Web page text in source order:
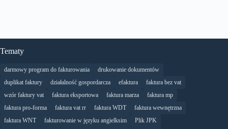
Tematy
darmowy program do fakturowania
drukowanie dokumentów
duplikat faktury
działalność gospordarcza efaktura
faktura bez vat
wzór faktury vat
faktura eksportowa faktura marza
faktura mp
faktura pro-forma
faktura vat rr faktura WDT
faktura wewnętrzna
faktura WNT
fakturowanie w języku angielksim
Plik JPK